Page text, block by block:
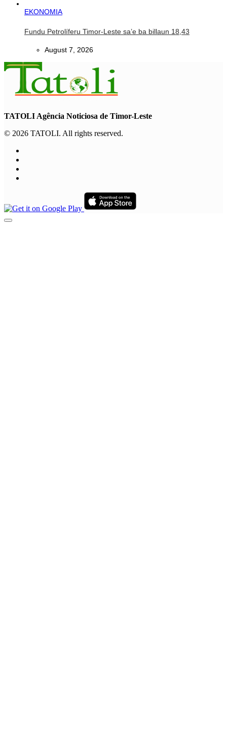
EKONOMIA
Fundu Petrolíferu Timor-Leste sa’e ba billaun 18,43
August 7, 2026
TATOLI Agência Noticiosa de Timor-Leste
© 2026 TATOLI. All rights reserved.